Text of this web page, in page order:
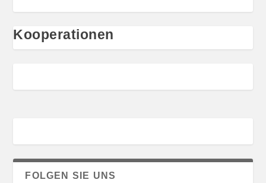
Kooperationen
FOLGEN SIE UNS